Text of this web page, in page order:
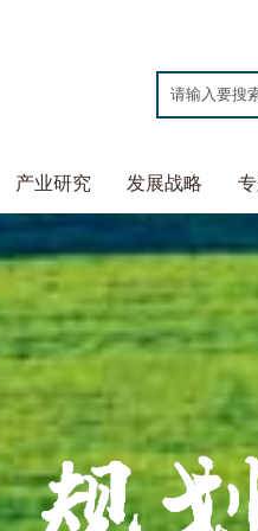
产业研究 发展战略